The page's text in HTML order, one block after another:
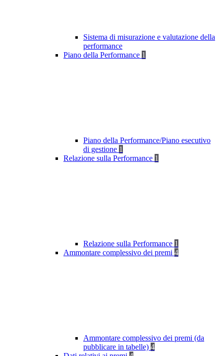
Sistema di misurazione e valutazione della
performance
Piano della Performance 1
Piano della Performance/Piano esecutivo
di gestione 1
Relazione sulla Performance 1
Relazione sulla Performance 1
Ammontare complessivo dei premi 4
Ammontare complessivo dei premi (da
pubblicare in tabelle) 4